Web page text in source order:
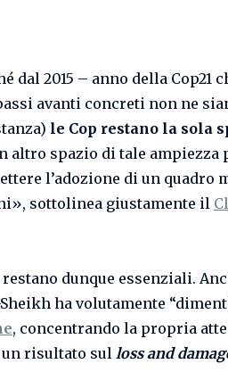
dal 2015 – anno della Cop21
avanti concreti non ne
le Cop restano la sola
altro spazio di tale ampiezza
l’adozione di un quadro
sottolinea giustamente il
dunque essenziali.
ha volutamente
, concentrando la propria
un risultato sul loss and